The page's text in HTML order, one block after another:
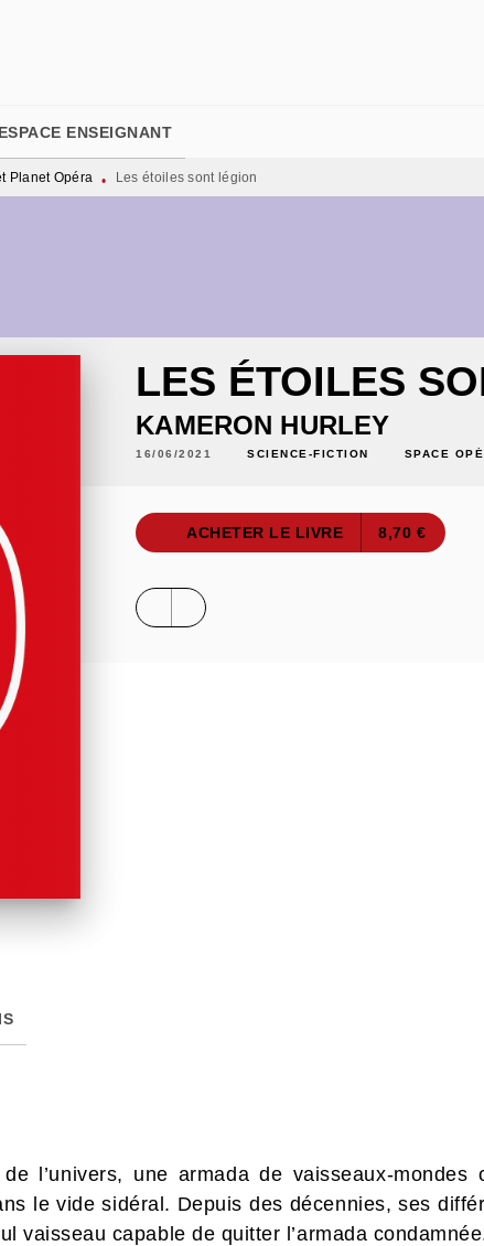
ESPACE ENSEIGNANT
Planet Opéra • Les étoiles sont légion
LES ÉTOILES
KAMERON HURLEY
16/06/2021 SCIENCE-FICTION SPACE
ACHETER LE LIVRE 8,70 €
l’univers, une armada de vaisseaux-
le vide sidéral. Depuis des décennies, ses
vaisseau capable de quitter l’armada